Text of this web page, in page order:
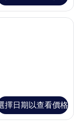
布/窗簾、免費無線上網
擇日期以查看價格